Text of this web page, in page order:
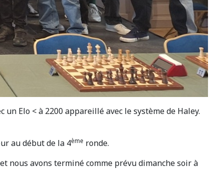
Elo < à 2200 appareillé avec le système de Haley.
au début de la 4ème ronde.
nous avons terminé comme prévu dimanche soir à